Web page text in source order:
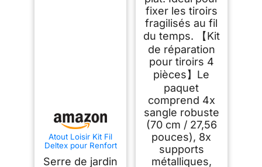
Atout Loisir Kit Fil
Deltex pour Renfort
Fil de Fer Ø 60 mm
Serre de jardin
fixer les tiroirs
fragilisés au fil
du temps. 【Kit
de réparation
pour tiroirs 4
pièces】Le
paquet
comprend 4x
sangle robuste
(70 cm / 27,56
pouces), 8x
supports
métalliques,